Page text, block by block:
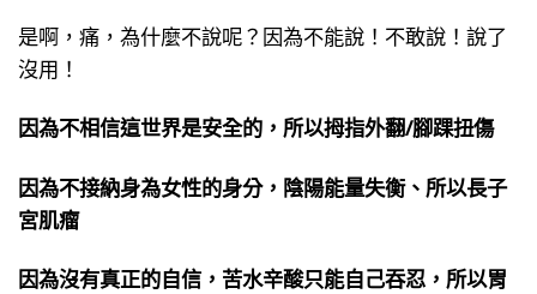
是啊，痛，為什麼不說呢？因為不能說！不敢說！說了
沒用！
因為不相信這世界是安全的，所以拇指外翻/腳踝扭傷
因為不接納身為女性的身分，陰陽能量失衡、所以長子
宮肌瘤
因為沒有真正的自信，苦水辛酸只能自己吞忍，所以胃